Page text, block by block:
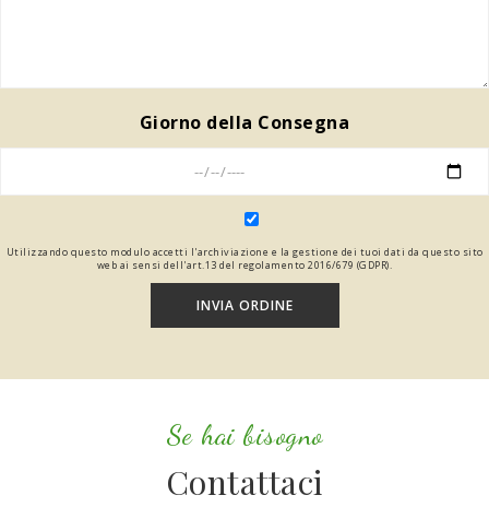
Giorno della Consegna
Utilizzando questo modulo accetti l'archiviazione e la gestione dei tuoi dati da questo sito
web ai sensi dell'art.13 del regolamento 2016/679 (GDPR).
Se hai bisogno
Contattaci